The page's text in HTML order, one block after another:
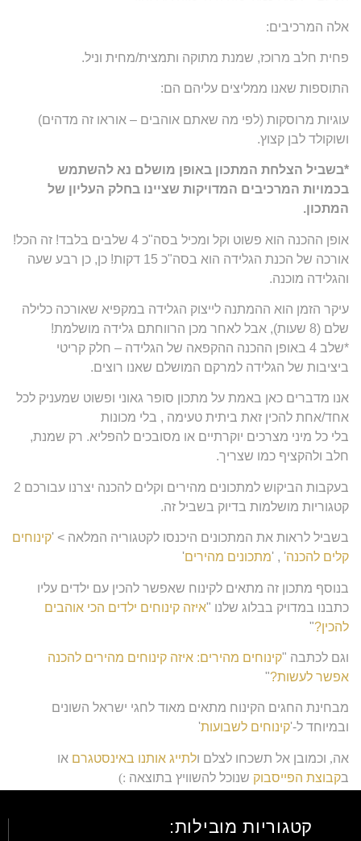
אלה המרכיבים:
פחית חלב מרוכז, שמנת מתוקה ותמצית/מחית וניל.
התוספות שאנו ממליצים עליהם הם:
עוגיות מרוסקות (לפי מה שאתם אוהבים – אוראו זה מדהים)
ושוקולד לבן קצוץ.
*בשביל הצלחת המתכון באופן מושלם נא להשתמש
בכמויות המרכיבים המדויקות שציינו בחלק העליון של
המתכון.
אופן ההכנה הוא פשוט וקל ומכיל בסה"כ 4 שלבים בלבד! זה הכל!
אורכה של הכנת הגלידה הוא בסה"כ 15 דקות! כן, כן רבע שעה
והגלידה מוכנה.
עיקר הזמן הוא ההמתנה לייצוק הגלידה במקפיא שאורכה כלילה
שלם (8 שעות), אבל לאחר מכן הרווחתם גלידה מושלמת!
*שלב 4 באופן ההכנה ההקפאה של הגלידה – חלק קריטי
ביציבות של הגלידה למרקם המושלם שאנו רוצים.
אנו מדברים כאן באמת על מתכון סופר גאוני ופשוט שמעניק לכל
אחד/אחת להכין זאת ביתית טעימה , בלי מכונות
בלי כל מיני מצרכים יוקרתיים או מסובכים להפליא. רק שמנת,
חלב ולהקציף כמו שצריך.
בעקבות הביקוש למתכונים מהירים וקלים להכנה יצרנו עבורכם 2
קטגוריות מושלמות בדיוק בשביל זה.
בשביל לראות את המתכונים היכנסו לקטגוריה המלאה > 'קינוחים
קלים להכנה' , 'מתכונים מהירים'
בנוסף מתכון זה מתאים לקינוח שאפשר להכין עם ילדים עליו
כתבנו במדויק בבלוג שלנו "איזה קינוחים ילדים הכי אוהבים
להכין?"
וגם לכתבה "קינוחים מהירים: איזה קינוחים מהירים להכנה
אפשר לעשות?"
מבחינת החגים הקינוח מתאים מאוד לחגי ישראל השונים
ובמיוחד ל-'קינוחים לשבועות'
אה, וכמובן אל תשכחו לצלם ולתייג אותנו באינסטגרם או
בקבוצת הפייסבוק שנוכל להשוויץ בתוצאה :)
קטגוריות מובילות: